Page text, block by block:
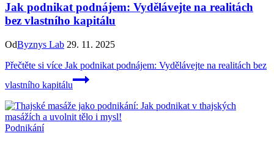
Jak podnikat podnájem: Vydělávejte na realitách
bez vlastního kapitálu
OdByznys Lab 29. 11. 2025
Přečtěte si více Jak podnikat podnájem: Vydělávejte na realitách bez
vlastního kapitálu
Podnikání